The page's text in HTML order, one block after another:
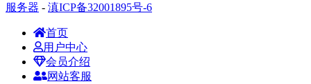
服务器 - 滇ICP备32001895号-6
首页
用户中心
会员介绍
网站客服